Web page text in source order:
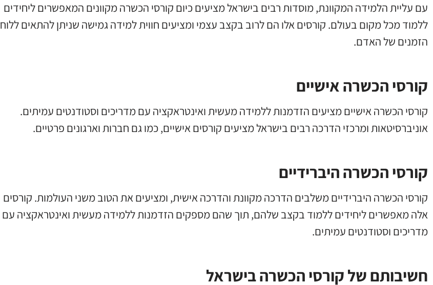
עם עליית הלמידה המקוונת, מוסדות רבים בישראל מציעים כיום קורסי הכשרה מקוונים המאפשרים ליחידים
ללמוד מכל מקום בעולם. קורסים אלו הם לרוב בקצב עצמי ומציעים חווית למידה גמישה שניתן להתאים ללוח
הזמנים של האדם.
קורסי הכשרה אישיים
קורסי הכשרה אישיים מציעים הזדמנות ללמידה מעשית ואינטראקציה עם מדריכים וסטודנטים עמיתים.
אוניברסיטאות ומרכזי הדרכה רבים בישראל מציעים קורסים אישיים, כמו גם חברות וארגונים פרטיים.
קורסי הכשרה היברידיים
קורסי הכשרה היברידיים משלבים הדרכה מקוונת והדרכה אישית, ומציעים את הטוב משני העולמות. קורסים
אלה מאפשרים ליחידים ללמוד בקצב שלהם, תוך שהם מספקים הזדמנות ללמידה מעשית ואינטראקציה עם
מדריכים וסטודנטים עמיתים.
חשיבותם של קורסי הכשרה בישראל